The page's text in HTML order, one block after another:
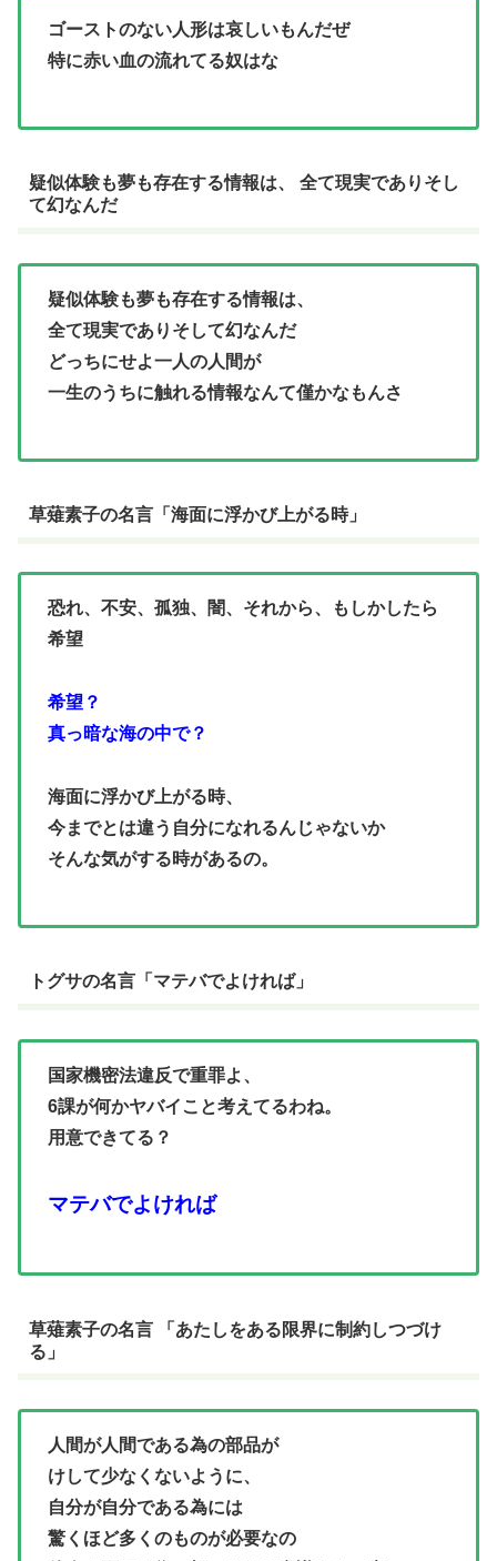
ゴーストのない人形は哀しいもんだぜ
特に赤い血の流れてる奴はな
疑似体験も夢も存在する情報は、 全て現実でありそし
て幻なんだ
疑似体験も夢も存在する情報は、
全て現実でありそして幻なんだ
どっちにせよ一人の人間が
一生のうちに触れる情報なんて僅かなもんさ
草薙素子の名言「海面に浮かび上がる時」
恐れ、不安、孤独、闇、それから、もしかしたら
希望
希望？
真っ暗な海の中で？
海面に浮かび上がる時、
今までとは違う自分になれるんじゃないか
そんな気がする時があるの。
トグサの名言「マテバでよければ」
国家機密法違反で重罪よ、
6課が何かヤバイこと考えてるわね。
用意できてる？
マテバでよければ
草薙素子の名言 「あたしをある限界に制約しつづけ
る」
人間が人間である為の部品が
けして少なくないように、
自分が自分である為には
驚くほど多くのものが必要なの